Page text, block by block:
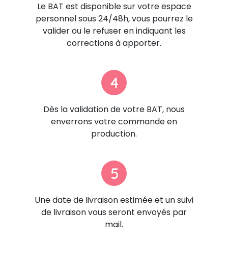
Le BAT est disponible sur votre espace
personnel sous 24/48h, vous pourrez le
valider ou le refuser en indiquant les
corrections à apporter.
4
Dès la validation de votre BAT, nous
enverrons votre commande en
production.
5
Une date de livraison estimée et un suivi
de livraison vous seront envoyés par
mail.